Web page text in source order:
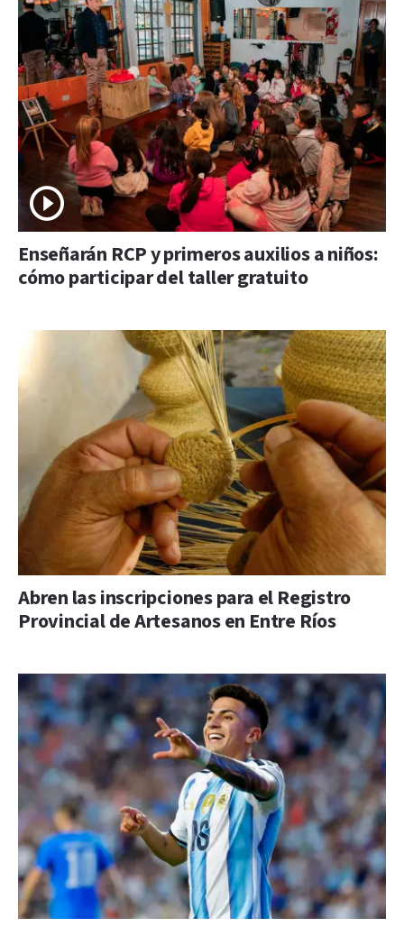
Enseñarán RCP y primeros auxilios a niños:
cómo participar del taller gratuito
Abren las inscripciones para el Registro
Provincial de Artesanos en Entre Ríos